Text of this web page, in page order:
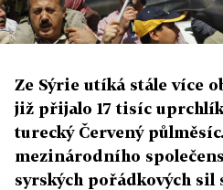
Ze Sýrie utíká stále více
již přijalo 17 tisíc
turecký Červený
mezinárodního
syrských pořádkových sil